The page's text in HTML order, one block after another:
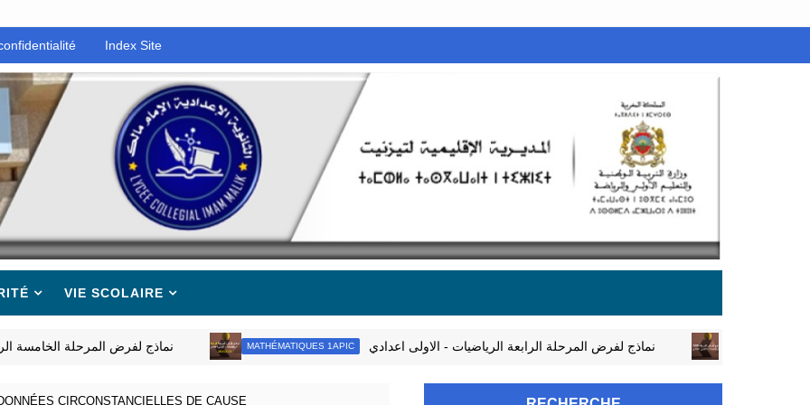
Index Site
VIE SCOLAIRE
نماذج لفرض المرحلة MATHÉMATIQUES 1APIC نماذج لفرض المرحلة الرابعة الرياضيات - الاولى اعدادي MATHÉMATIQUES 1APIC
CIRCONSTANCIELLES DE CAUSE